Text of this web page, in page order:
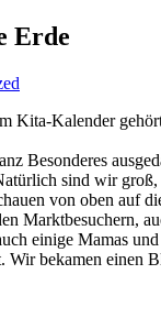
Erde
Kita-Kalender
Besonderes
sind wir
von oben auf
Marktbesuchern,
einige Mamas
Wir bekamen